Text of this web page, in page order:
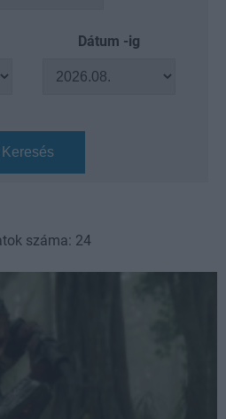
Dátum -ig
Keresés
száma: 24